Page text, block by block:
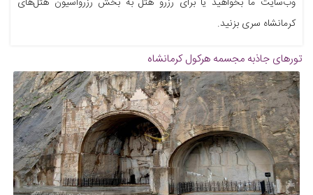
کرمانشاه سری بزنید.
تورهای جاذبه مجسمه هرکول کرمانشاه